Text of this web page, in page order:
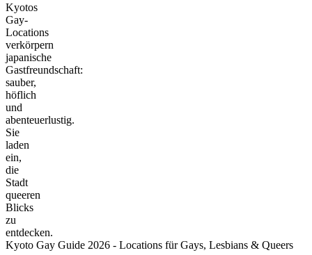
Kyotos
Gay-
Locations
verkörpern
japanische
Gastfreundschaft:
sauber,
höflich
und
abenteuerlustig.
Sie
laden
ein,
die
Stadt
queeren
Blicks
zu
entdecken.
Kyoto Gay Guide 2026 - Locations für Gays, Lesbians & Queers